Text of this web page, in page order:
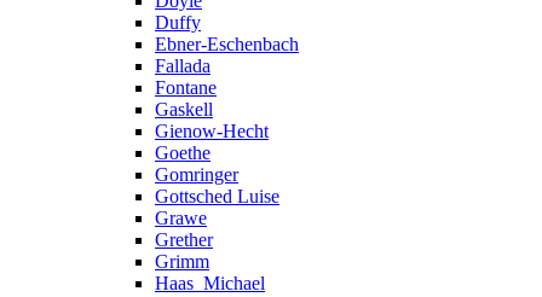
Duffy
Ebner-Eschenbach
Fallada
Fontane
Gaskell
Gienow-Hecht
Goethe
Gomringer
Gottsched Luise
Grawe
Grether
Grimm
Haas_Michael